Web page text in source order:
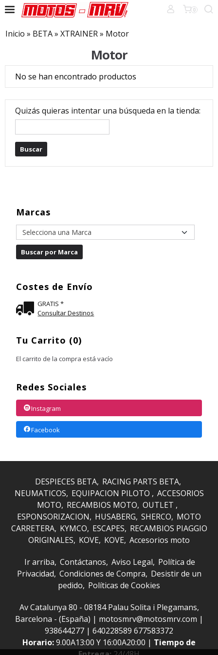
0
Marcas
Costes de Envío
GRATIS *
Consultar Destinos
Tu Carrito (0)
El carrito de la compra está vacío
Redes Sociales
Instagram
Facebook
Inicio » BETA» XTRAINER» Motor
Motor
No se han encontrado productos
Quizás quieras intentar una búsqueda en la tienda:
DESPIECES BETA RACING PARTS BETA
NEUMATICOS EQUIPACION PILOTO
ACCESORIOS
MOTO RECAMBIOS MOTO OUTLET
ESPONSORIZACION
HUSABERG SHERCO MOTO
CARRETERA KYMCO ESCAPES RECAMBIOS PIAGGIO
ORIGINALES KOVE KOVE Accesorios moto
Ir arriba Contáctanos Aviso Legal Política de
Privacidad Condiciones de Compra Desistir de un
pedido Políticas de Cookies
Av Catalunya 80 - 08184 Palau Solita i Plegamans,
Barcelona - (España) | motosmrv@motosmrv.com |
938644277 | 640228589 677583372
Horario:9.00A13:00 Y 16:00A20:00 | Tiempo de